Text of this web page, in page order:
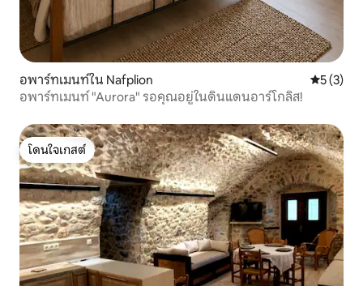
อพาร์ทเมนท์ใน Nafplion คะแนนเฉ
5 (3)
อพาร์ทเมนท์ "Aurora" รอคุณอยู่ในดินแดนอาร์โกลิส!
โดนใจเกสต์
โดนใจเกสต์